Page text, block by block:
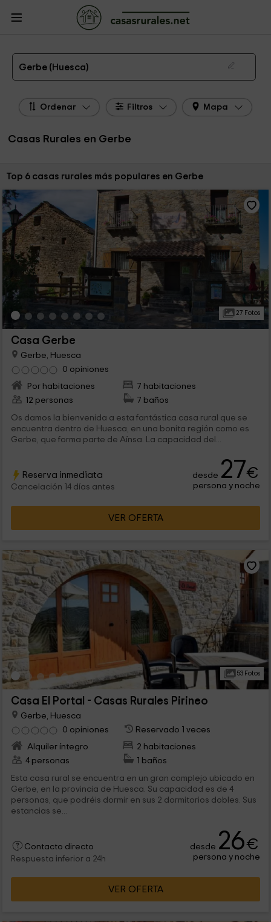
Casas Rurales
Huesca
Casas Rurales Gerbe
Las 6 mejores casas rurales en Gerbe de 2026
Gerbe (Huesca)
Ordenar Filtros Mapa
Casas Rurales en Gerbe
Ordenar por:
Top 6 casas rurales más populares en Gerbe
27 Fotos
Casa Gerbe
Gerbe, Huesca
0 opiniones
Por habitaciones
7 habitaciones
12 personas
7 baños
Os damos la bienvenida a esta fantástica casa rural que se
encuentra dentro de Huesca, en una bonita región como es
Gerbe, que forma parte de Aínsa. La capacidad del...
Reserva inmediata
Cancelación 14 días antes
desde 27€
persona y noche
VER OFERTA
53 Fotos
Casa El Portal - Casas Rurales Pirineo
Gerbe, Huesca
0 opiniones
Reservado 1 veces
Alquiler íntegro
2 habitaciones
4 personas
1 baños
Esta casa rural se encuentra en un gran complejo ubicado en
Gerbe, en la provincia de Huesca. Su capacidad es de 4
personas, que podréis dormir en sus 2 dormitorios dobles. Sus
estancias se...
Contacto directo
Respuesta inferior a 24h
desde 26€
persona y noche
VER OFERTA